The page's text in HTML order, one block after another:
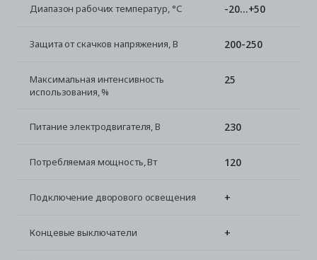
Диапазон рабочих температур, °С -20...+50
Защита от скачков напряжения, В 200-250
Максимальная интенсивность
использования, %
25
Питание электродвигателя, В 230
Потребляемая мощность, Вт 120
Подключение дворового освещения +
Концевые выключатели +